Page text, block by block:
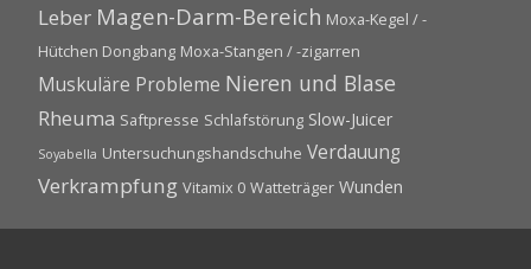
Leber Magen-Darm-Bereich Moxa-Kegel / -
Hütchen Dongbang Moxa-Stangen / -zigarren
Muskuläre Probleme Nieren und Blase
Rheuma Saftpresse Schlafstörung Slow-Juicer
Soyabella Untersuchungshandschuhe Verdauung
Verkrampfung Vitamix 0 Watteträger Wunden